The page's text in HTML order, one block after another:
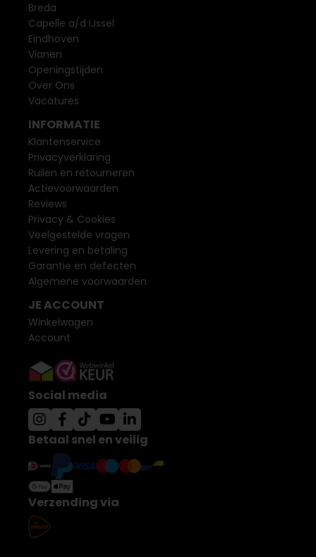
Breda
Capelle a/d IJssel
Eindhoven
Vianen
Openingstijden
Over Ons
Vacatures
INFORMATIE
Klantenservice
Privacyverklaring
Ruilen en retourneren
Actievoorwaarden
Reviews
Privacy & Cookies
Veelgestelde vragen
Levering en betaling
Garantie en defecten
Algemene voorwaarden
JE ACCOUNT
Winkelwagen
Account
Social media
Betaal snel en veilig
Verzending via